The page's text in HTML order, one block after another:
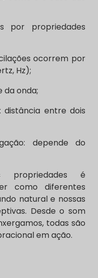
por propriedades
ocorrem por
Hz);
da onda;
distância entre dois
depende do
propriedades é
como diferentes
natural e nossas
Desde o som
todas são
em ação.